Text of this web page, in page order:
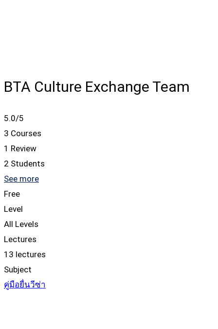
BTA Culture Exchange Team
5.0/5
3 Courses
1 Review
2 Students
See more
Free
Level
All Levels
Lectures
13 lectures
Subject
คู่มือยื่นวีซ่า